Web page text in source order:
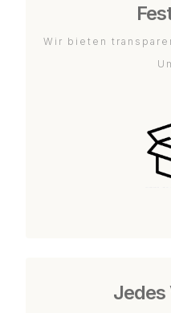
Wir bieten
Jedes